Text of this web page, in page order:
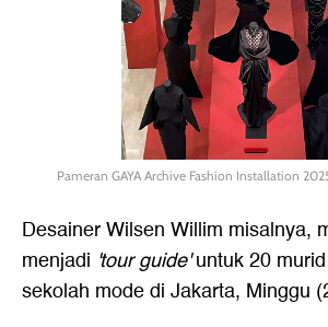
Pameran GAYA Archive Fashion Installation
Desainer Wilsen Willim misalnya,
menjadi 'tour guide'untuk 20
sekolah mode di Jakarta, Minggu